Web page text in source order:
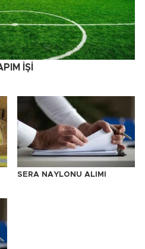
İŞİ
SERA NAYLONU ALIMI